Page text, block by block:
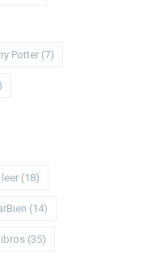
Potter (7)
leer (18)
(14)
(35)